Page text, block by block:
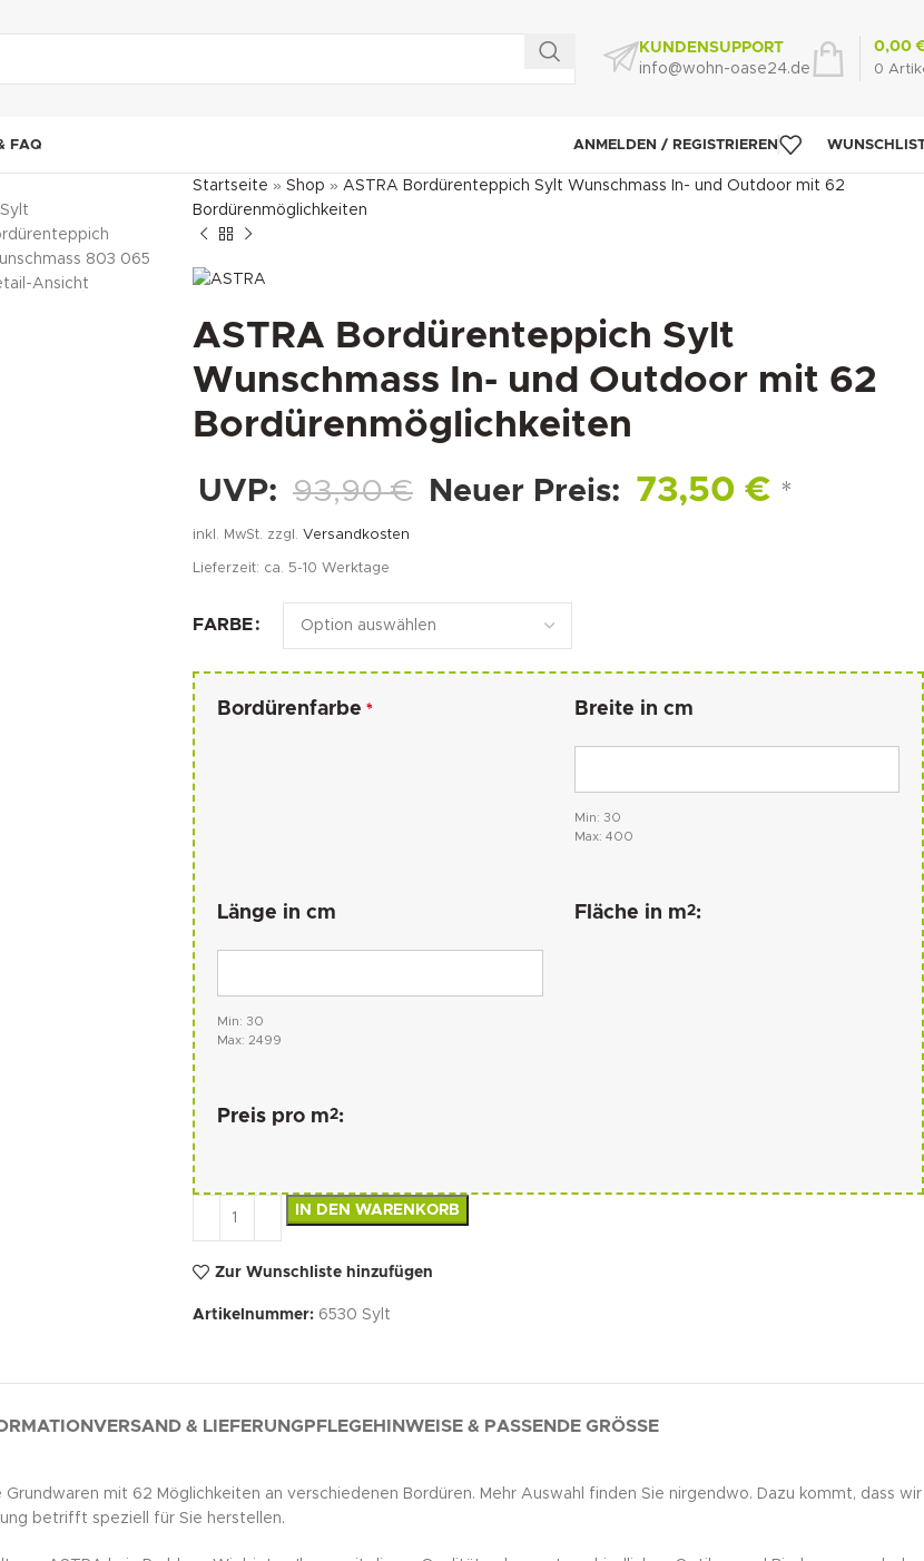
KUNDENSUPPORT
info@wohn-oase24.de
0
0,00
FAQ ANMELDEN / REGISTRIEREN
Startseite » Shop » ASTRA Bordürenteppich Sylt Wunschmass In- und Outdoor mit 62
Bordürenmöglichkeiten
ASTRA Bordürenteppich Sylt
Wunschmass In- und Outdoor mit 62
Bordürenmöglichkeiten
UVP: 93,90€ Neuer Preis: 73,50€ *
inkl. MwSt. zzgl. Versandkosten
Lieferzeit: ca. 5-10 Werktage
FARBE
Bordürenfarbe * Breite in cm
Min: 30
Max: 400
Länge in cm
Min: 30
Max: 2499
Fläche in m2:
Preis pro m2:
IN DEN WARENKORB
Zur Wunschliste hinzufügen
Artikelnummer: 6530 Sylt
VERSAND & LIEFERUNG PFLEGEHINWEISE & PASSENDE GRÖSSE
mit 62 Möglichkeiten an verschiedenen Bordüren. Mehr Auswahl finden Sie nirgendwo. Dazu kommt, dass wir
betrifft speziell für Sie herstellen.